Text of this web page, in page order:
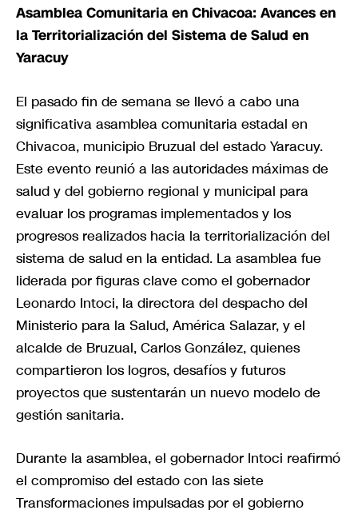
Asamblea Comunitaria en Chivacoa: Avances en
la Territorialización del Sistema de Salud en
Yaracuy
El pasado fin de semana se llevó a cabo una
significativa asamblea comunitaria estadal en
Chivacoa, municipio Bruzual del estado Yaracuy.
Este evento reunió a las autoridades máximas de
salud y del gobierno regional y municipal para
evaluar los programas implementados y los
progresos realizados hacia la territorialización del
sistema de salud en la entidad. La asamblea fue
liderada por figuras clave como el gobernador
Leonardo Intoci, la directora del despacho del
Ministerio para la Salud, América Salazar, y el
alcalde de Bruzual, Carlos González, quienes
compartieron los logros, desafíos y futuros
proyectos que sustentarán un nuevo modelo de
gestión sanitaria.
Durante la asamblea, el gobernador Intoci reafirmó
el compromiso del estado con las siete
Transformaciones impulsadas por el gobierno